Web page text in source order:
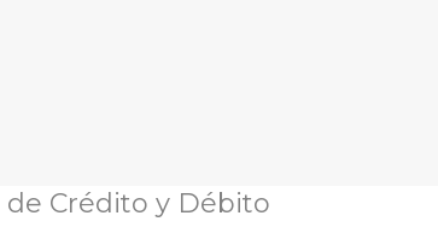
de Crédito y Débito